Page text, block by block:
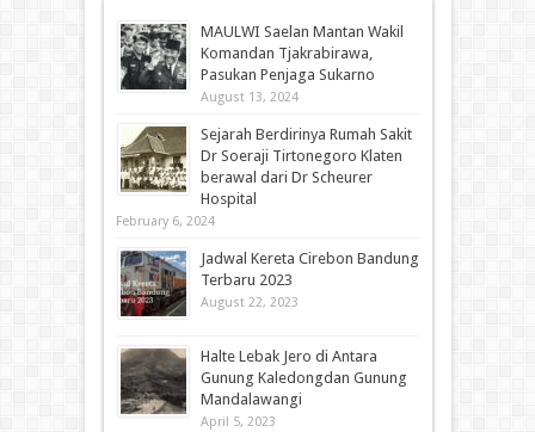
MAULWI Saelan Mantan Wakil
Komandan Tjakrabirawa,
Pasukan Penjaga Sukarno
August 13, 2024
Sejarah Berdirinya Rumah Sakit
Dr Soeraji Tirtonegoro Klaten
berawal dari Dr Scheurer
Hospital
February 6, 2024
Jadwal Kereta Cirebon Bandung
Terbaru 2023
August 22, 2023
Halte Lebak Jero di Antara
Gunung Kaledongdan Gunung
Mandalawangi
April 5, 2023